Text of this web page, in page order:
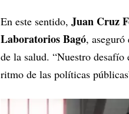
En este sentido, Juan Cruz
Laboratorios Bagó,
de la salud. “Nuestro
ritmo de las políticas